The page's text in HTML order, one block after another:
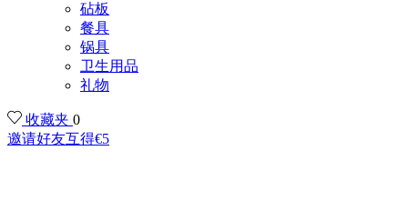
砧板
餐具
锅具
卫生用品
礼物
收藏夹 0
邀请好友互得€5